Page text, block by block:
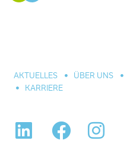
AKTUELLES ÜBER UNS
KARRIERE
LinkedIn Facebook